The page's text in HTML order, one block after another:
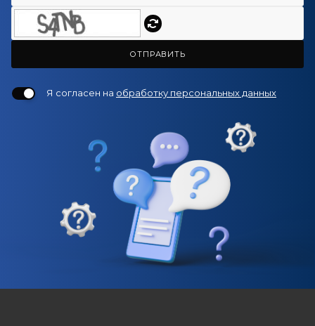
ОТПРАВИТЬ
Я согласен на обработку персональных данных